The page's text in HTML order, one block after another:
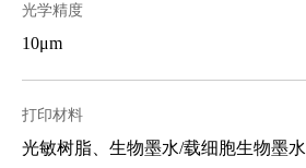
光学精度
10μm
打印材料
光敏树脂、生物墨水/载细胞生物墨水